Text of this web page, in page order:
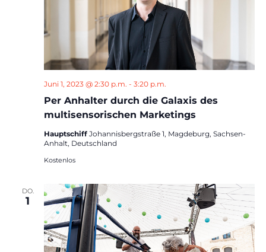
Per Anhalter durch die Galaxis des
multisensorischen Marketings
Juni 1, 2023 @ 2:30 p.m. - 3:20 p.m.
Hauptschiff Johannisbergstraße 1, Magdeburg, Sachsen-
Anhalt, Deutschland
Kostenlos
DO.
1